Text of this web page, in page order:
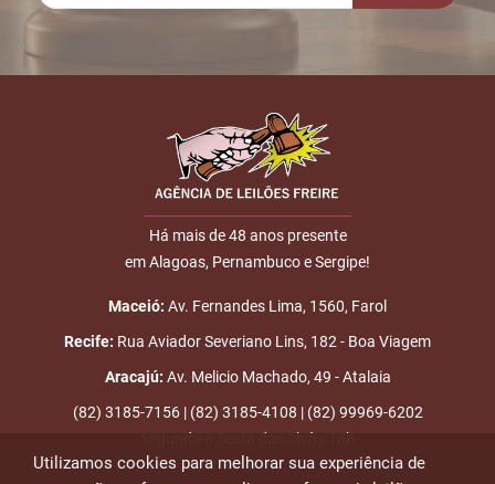
Nome
Há mais de 48 anos presente
em Alagoas, Pernambuco e Sergipe!
Maceió: Av. Fernandes Lima, 1560, Farol
Recife: Rua Aviador Severiano Lins, 182 - Boa Viagem
Aracajú: Av. Melicio Machado, 49 - Atalaia
(82) 3185-7156 | (82) 3185-4108 | (82) 99969-6202
Segunda a Sexta das 8h às 18h
Utilizamos cookies para melhorar sua experiência de